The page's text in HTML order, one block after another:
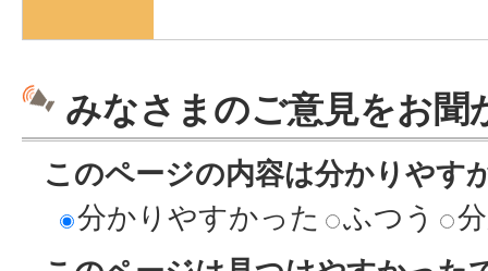
みなさまのご意見をお聞
このページの内容は分かりやす
分かりやすかった
ふつう